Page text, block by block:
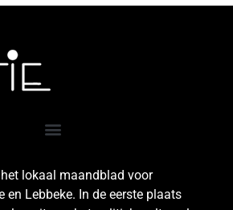
lokaal maandblad voor
en Lebbeke. In de eerste plaats